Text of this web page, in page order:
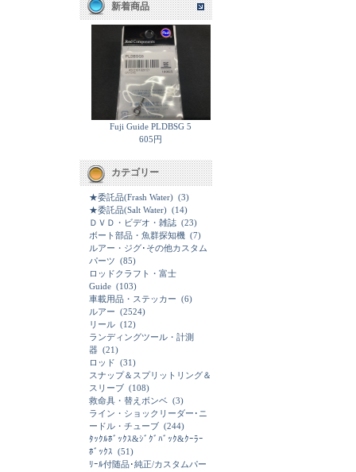
新着商品
Fuji Guide PLDBSG 5
605円
カテゴリー
★委託品(Frash Water) (3)
★委託品(Salt Water) (14)
ＤＶＤ・ビデオ・雑誌 (23)
ボート部品・魚群探知機 (7)
ルアー・ジグ･その他カスタム
パーツ (85)
ロッドクラフト・富士
Guide (103)
車載用品・ステッカー (6)
ルアー (2524)
リール (12)
ランディングツール・計測
器 (21)
ロッド (31)
スナップ＆スプリットリング＆
スリーブ (108)
救命具・替えボンベ (3)
ライン・ショックリーダー･ニ
ードル・チューブ (244)
ﾀｯｸﾙﾎﾞｯｸｽ&ｼﾞｸﾞﾊﾞｯｸ&ｸｰﾗｰ
ﾎﾞｯｸｽ (51)
ﾘｰﾙ付随品･純正/カスタムパー